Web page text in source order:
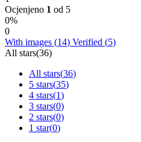
Ocjenjeno 1 od 5
0%
0
With images (14) Verified (5)
All stars(36)
All stars(36)
5 stars(35)
4 stars(1)
3 stars(0)
2 stars(0)
1 star(0)